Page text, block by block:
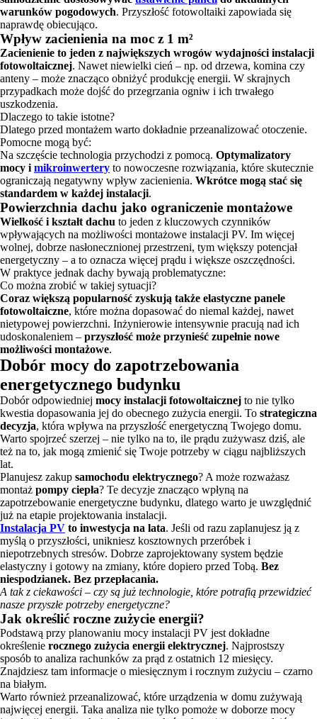
warunków pogodowych. Przyszłość fotowoltaiki zapowiada się
naprawdę obiecująco.
Wpływ zacienienia na moc z 1 m²
Zacienienie to jeden z największych wrogów wydajności instalacji
fotowoltaicznej. Nawet niewielki cień – np. od drzewa, komina czy
anteny – może znacząco obniżyć produkcję energii. W skrajnych
przypadkach może dojść do przegrzania ogniw i ich trwałego
uszkodzenia.
Dlaczego to takie istotne?
Dlatego przed montażem warto dokładnie przeanalizować otoczenie.
Pomocne mogą być:
Na szczęście technologia przychodzi z pomocą. Optymalizatory
mocy i mikroinwertery to nowoczesne rozwiązania, które skutecznie
ograniczają negatywny wpływ zacienienia. Wkrótce mogą stać się
standardem w każdej instalacji.
Powierzchnia dachu jako ograniczenie montażowe
Wielkość i kształt dachu to jeden z kluczowych czynników
wpływających na możliwości montażowe instalacji PV. Im więcej
wolnej, dobrze nasłonecznionej przestrzeni, tym większy potencjał
energetyczny – a to oznacza więcej prądu i większe oszczędności.
W praktyce jednak dachy bywają problematyczne:
Co można zrobić w takiej sytuacji?
Coraz większą popularność zyskują także elastyczne panele
fotowoltaiczne, które można dopasować do niemal każdej, nawet
nietypowej powierzchni. Inżynierowie intensywnie pracują nad ich
udoskonaleniem – przyszłość może przynieść zupełnie nowe
możliwości montażowe.
Dobór mocy do zapotrzebowania
energetycznego budynku
Dobór odpowiedniej mocy instalacji fotowoltaicznej to nie tylko
kwestia dopasowania jej do obecnego zużycia energii. To strategiczna
decyzja, która wpływa na przyszłość energetyczną Twojego domu.
Warto spojrzeć szerzej – nie tylko na to, ile prądu zużywasz dziś, ale
też na to, jak mogą zmienić się Twoje potrzeby w ciągu najbliższych
lat.
Planujesz zakup samochodu elektrycznego? A może rozważasz
montaż pompy ciepła? Te decyzje znacząco wpłyną na
zapotrzebowanie energetyczne budynku, dlatego warto je uwzględnić
już na etapie projektowania instalacji.
Instalacja PV to inwestycja na lata. Jeśli od razu zaplanujesz ją z
myślą o przyszłości, unikniesz kosztownych przeróbek i
niepotrzebnych stresów. Dobrze zaprojektowany system będzie
elastyczny i gotowy na zmiany, które dopiero przed Tobą. Bez
niespodzianek. Bez przepłacania.
A tak z ciekawości – czy są już technologie, które potrafią przewidzieć
nasze przyszłe potrzeby energetyczne?
Jak określić roczne zużycie energii?
Podstawą przy planowaniu mocy instalacji PV jest dokładne
określenie rocznego zużycia energii elektrycznej. Najprostszy
sposób to analiza rachunków za prąd z ostatnich 12 miesięcy.
Znajdziesz tam informacje o miesięcznym i rocznym zużyciu – czarno
na białym.
Warto również przeanalizować, które urządzenia w domu zużywają
najwięcej energii. Taka analiza nie tylko pomoże w doborze mocy